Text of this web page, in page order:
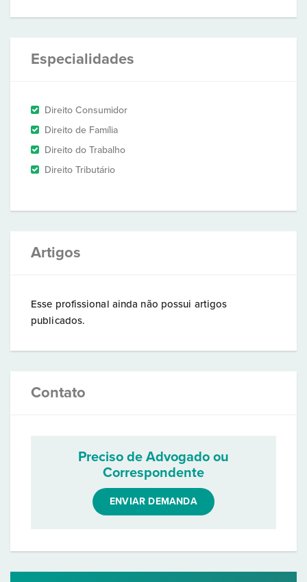
Especialidades
Direito Consumidor
Direito de Família
Direito do Trabalho
Direito Tributário
Artigos
Esse profissional ainda não possui artigos
publicados.
Contato
Preciso de Advogado ou
Correspondente
ENVIAR DEMANDA